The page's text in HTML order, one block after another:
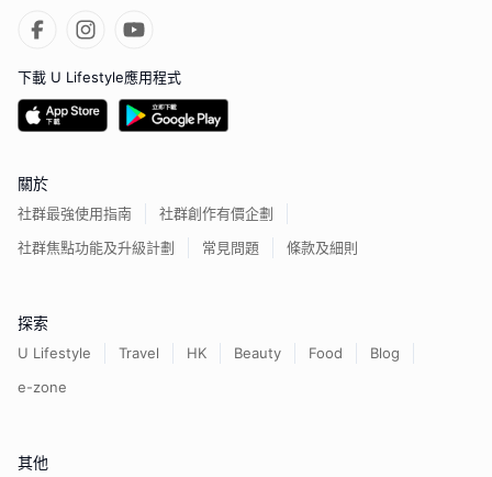
下載 U Lifestyle應用程式
關於
社群最強使用指南
社群創作有價企劃
社群焦點功能及升級計劃
常見問題 條款及細則
探索
U Lifestyle Travel HK Beauty Food
Blog
e-zone
其他